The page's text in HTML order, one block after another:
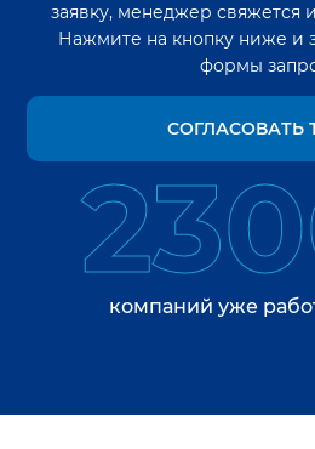
заявку, менеджер свяжется
Нажмите на кнопку ниже и
формы
СОГЛАСОВАТЬ
компаний уже